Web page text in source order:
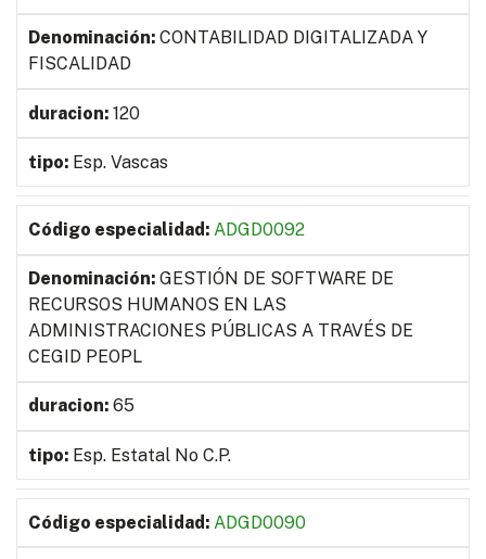
CONTABILIDAD DIGITALIZADA Y
FISCALIDAD
120
Esp. Vascas
ADGD0092
GESTIÓN DE SOFTWARE DE
RECURSOS HUMANOS EN LAS
ADMINISTRACIONES PÚBLICAS A TRAVÉS DE
CEGID PEOPL
65
Esp. Estatal No C.P.
ADGD0090